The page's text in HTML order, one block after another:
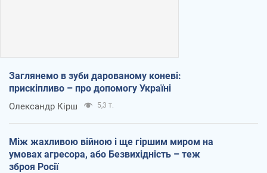
Заглянемо в зуби дарованому коневі:
прискіпливо – про допомогу Україні
Олександр Кірш 5,3 т.
Між жахливою війною і ще гіршим миром на
умовах агресора, або Безвихідність – теж
зброя Росії